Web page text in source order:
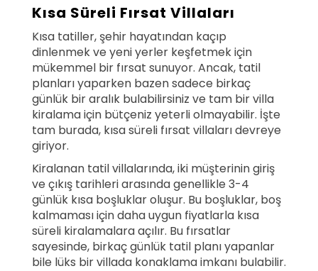
Kısa Süreli Fırsat Villaları
Kısa tatiller, şehir hayatından kaçıp
dinlenmek ve yeni yerler keşfetmek için
mükemmel bir fırsat sunuyor. Ancak, tatil
planları yaparken bazen sadece birkaç
günlük bir aralık bulabilirsiniz ve tam bir villa
kiralama için bütçeniz yeterli olmayabilir. İşte
tam burada, kısa süreli fırsat villaları devreye
giriyor.
Kiralanan tatil villalarında, iki müşterinin giriş
ve çıkış tarihleri arasında genellikle 3-4
günlük kısa boşluklar oluşur. Bu boşluklar, boş
kalmaması için daha uygun fiyatlarla kısa
süreli kiralamalara açılır. Bu fırsatlar
sayesinde, birkaç günlük tatil planı yapanlar
bile lüks bir villada konaklama imkanı bulabilir.